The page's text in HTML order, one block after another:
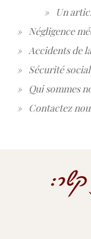
Un
Négligence
Accidents de
Sécurité
Qui sommes
Contactez